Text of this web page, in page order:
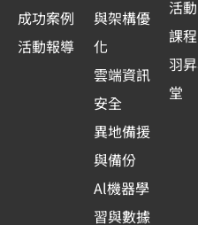
成功案例
活動報導
與架構優
化
雲端資訊
安全
異地備援
與備份
Al機器學
習與數據
活動
課程
羽
堂